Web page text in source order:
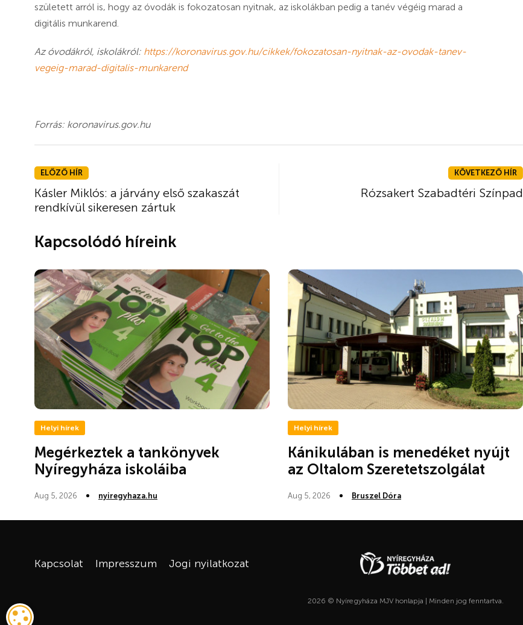
született arról is, hogy az óvodák is fokozatosan nyitnak, az iskolákban pedig a tanév végéig marad a
digitális munkarend.
Az óvodákról, iskolákról: https://koronavirus.gov.hu/cikkek/fokozatosan-nyitnak-az-ovodak-tanev-
vegeig-marad-digitalis-munkarend
Forrás: koronavirus.gov.hu
ELŐZŐ HÍR
Kásler Miklós: a járvány első szakaszát
rendkívül sikeresen zártuk
KÖVETKEZŐ HÍR
Rózsakert Szabadtéri Színpad
Kapcsolódó híreink
Helyi hírek
Megérkeztek a tankönyvek
Nyíregyháza iskoláiba
Aug 5, 2026 nyiregyhaza.hu
Helyi hírek
Kánikulában is menedéket nyújt
az Oltalom Szeretetszolgálat
Aug 5, 2026 Bruszel Dóra
Kapcsolat Impresszum Jogi nyilatkozat
2026 © Nyíregyháza MJV honlapja | Minden jog fenntartva.